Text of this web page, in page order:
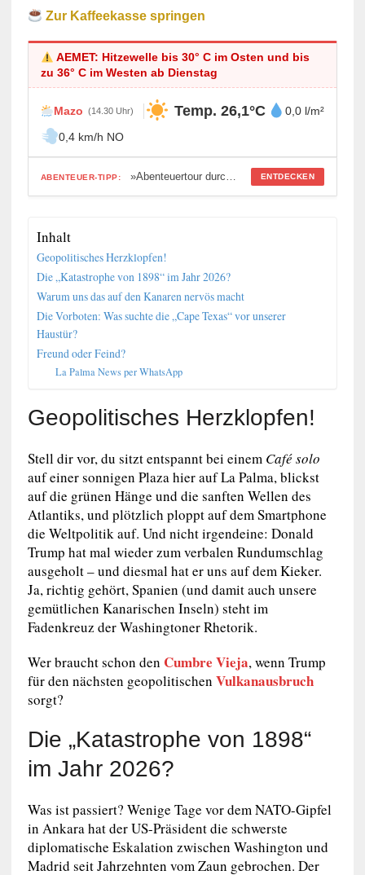
Zur Kaffeekasse springen
AEMET: Hitzewelle bis 30° C im Osten und bis
zu 36° C im Westen ab Dienstag
Mazo (14.30 Uhr) Temp. 26,1°C
0,0 l/m²
0,4 km/h NO
ABENTEUER-TIPP: »Abenteuertour durch die Wasserstollen« ENTDECKEN
Inhalt
Geopolitisches Herzklopfen!
Die „Katastrophe von 1898“ im Jahr 2026?
Warum uns das auf den Kanaren nervös macht
Die Vorboten: Was suchte die „Cape Texas“ vor unserer
Haustür?
Freund oder Feind?
La Palma News per WhatsApp
Geopolitisches Herzklopfen!
Stell dir vor, du sitzt entspannt bei einem Café solo
auf einer sonnigen Plaza hier auf La Palma, blickst
auf die grünen Hänge und die sanften Wellen des
Atlantiks, und plötzlich ploppt auf dem Smartphone
die Weltpolitik auf. Und nicht irgendeine: Donald
Trump hat mal wieder zum verbalen Rundumschlag
ausgeholt – und diesmal hat er uns auf dem Kieker.
Ja, richtig gehört, Spanien (und damit auch unsere
gemütlichen Kanarischen Inseln) steht im
Fadenkreuz der Washingtoner Rhetorik.
Wer braucht schon den Cumbre Vieja, wenn Trump
für den nächsten geopolitischen Vulkanausbruch
sorgt?
Die „Katastrophe von 1898“
im Jahr 2026?
Was ist passiert? Wenige Tage vor dem NATO-Gipfel
in Ankara hat der US-Präsident die schwerste
diplomatische Eskalation zwischen Washington und
Madrid seit Jahrzehnten vom Zaun gebrochen. Der